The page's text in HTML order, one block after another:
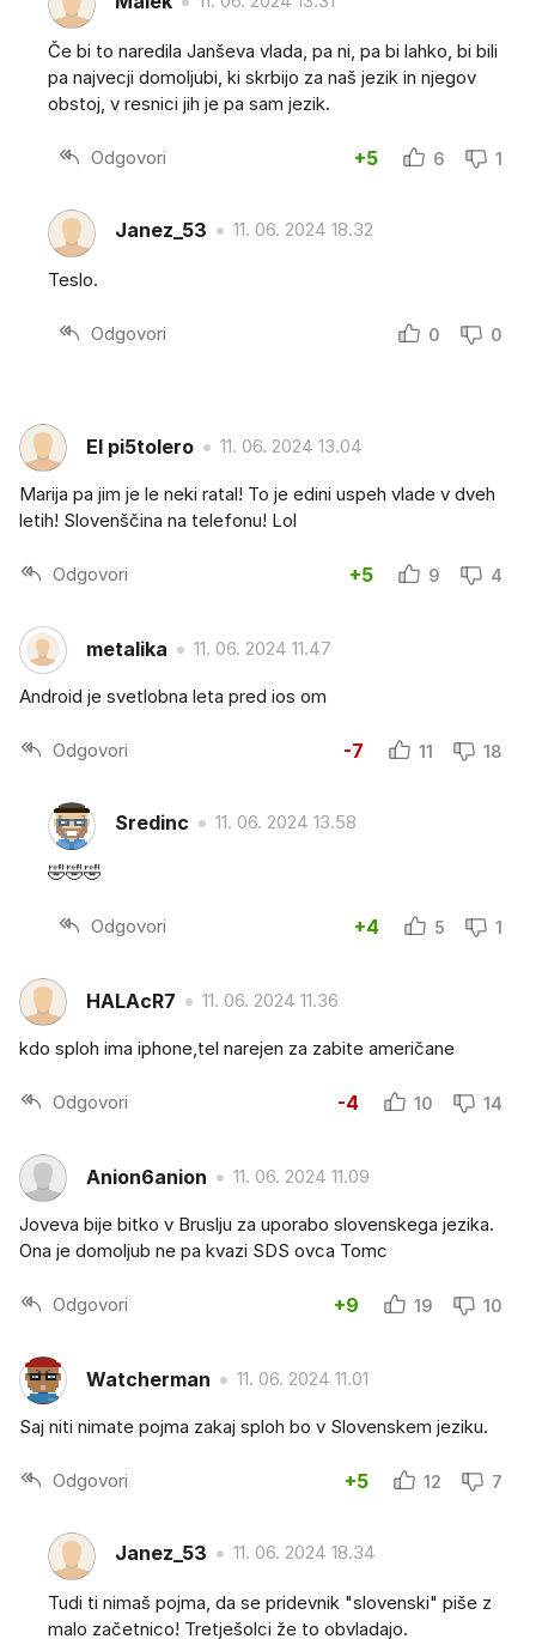
Če bi to naredila Janševa vlada, pa ni, pa bi lahko, bi bili
pa najvecji domoljubi, ki skrbijo za naš jezik in njegov
obstoj, v resnici jih je pa sam jezik.
Odgovori +5 6 1
Janez_53 11. 06. 2024 18.32
Teslo.
Odgovori 0 0
El pi5tolero 11. 06. 2024 13.04
Marija pa jim je le neki ratal! To je edini uspeh vlade v dveh
letih! Slovenščina na telefonu! Lol
Odgovori +5 9 4
metalika 11. 06. 2024 11.47
Android je svetlobna leta pred ios om
Odgovori -7 11 18
Sredinc 11. 06. 2024 13.58
🤣🤣🤣
Odgovori +4 5 1
HALAcR7 11. 06. 2024 11.36
kdo sploh ima iphone,tel narejen za zabite američane
Odgovori -4 10 14
Anion6anion 11. 06. 2024 11.09
Joveva bije bitko v Bruslju za uporabo slovenskega jezika.
Ona je domoljub ne pa kvazi SDS ovca Tomc
Odgovori +9 19 10
Watcherman 11. 06. 2024 11.01
Saj niti nimate pojma zakaj sploh bo v Slovenskem jeziku.
Odgovori +5 12 7
Janez_53 11. 06. 2024 18.34
Tudi ti nimaš pojma, da se pridevnik "slovenski" piše z
malo začetnico! Tretješolci že to obvladajo.